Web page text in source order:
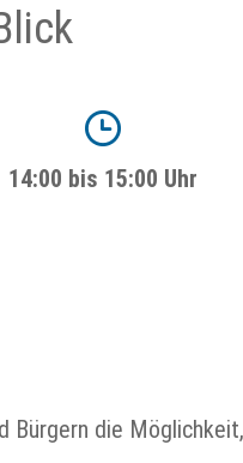
14:00 bis 15:00 Uhr
Bürgern die